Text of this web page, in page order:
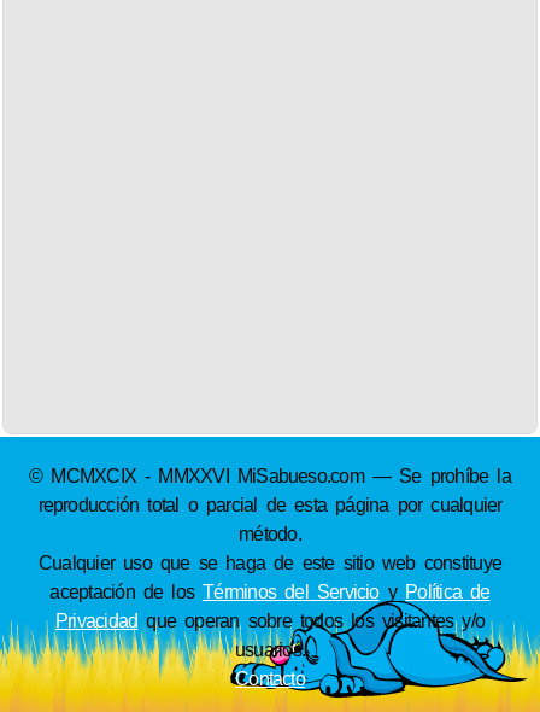
© MCMXCIX - MMXXVI MiSabueso.com — Se prohíbe la
reproducción total o parcial de esta página por cualquier
método.
Cualquier uso que se haga de este sitio web constituye
aceptación de losTérminos del Servicioy Política de
Privacidad que operan sobre todos los visitantes y/o
usuarios.
Contacto